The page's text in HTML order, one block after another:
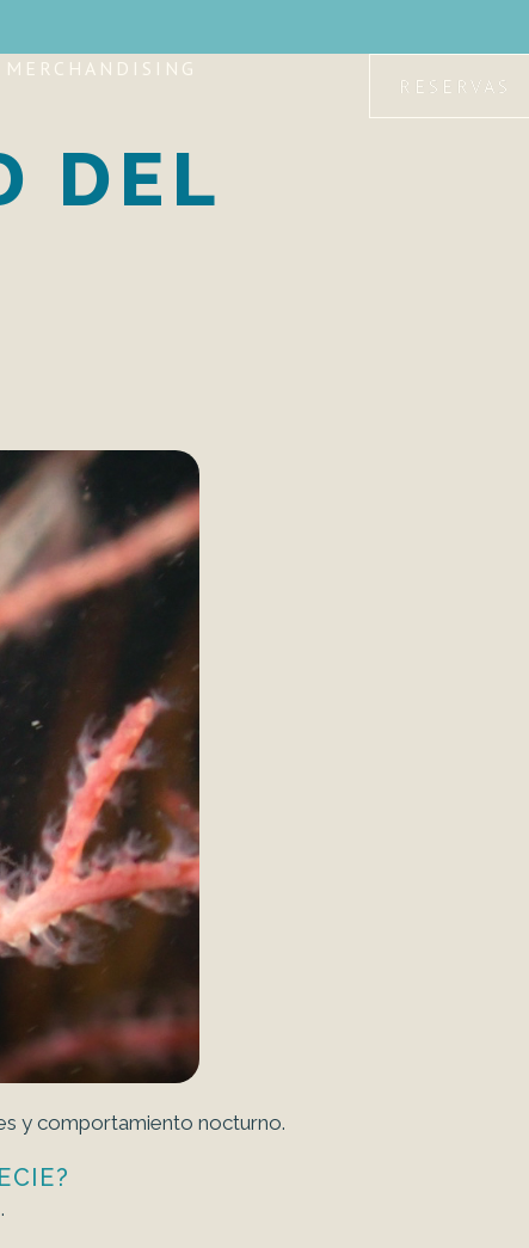
MERCHANDISING
RESERVAS
DEL
y comportamiento nocturno.